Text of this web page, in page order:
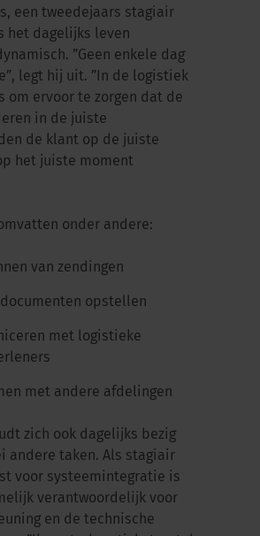
een tweedejaars stagiair
het dagelijks leven
”Geen enkele dag
legt hij uit. ”In de logistiek
om ervoor te zorgen dat de
in de juiste
de klant op de juiste
het juiste moment
onder andere:
van zendingen
opstellen
met logistieke
met andere afdelingen
zich ook dagelijks bezig
andere taken. Als stagiair
voor systeemintegratie is
verantwoordelijk voor
en de technische